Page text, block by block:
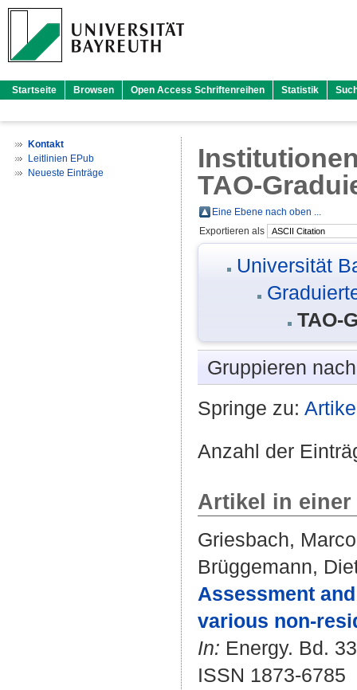
Startseite Browsen Open Access Schriftenreihen Statistik
Kontakt
Leitlinien EPub
Neueste Einträge
TAO-
Eine Ebene nach oben ...
Exportieren als
Universität
TAO-
Gruppieren
Springe zu:
Anzahl der
Artikel in
Griesbach, Marco
Brüggemann,
Assessment
various non-
In: Energy. Bd.
ISSN 1873-6785